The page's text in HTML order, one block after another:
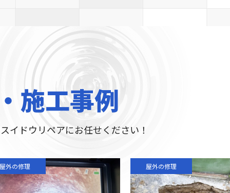
施工事例
イドウリペアにお任せください！
屋外の修理 屋外の修理